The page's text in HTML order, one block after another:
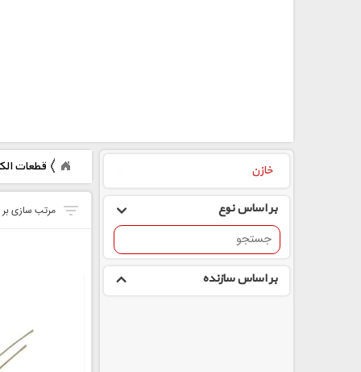
قطعات خازن‌
بر اساس نوع
بر اساس سازنده